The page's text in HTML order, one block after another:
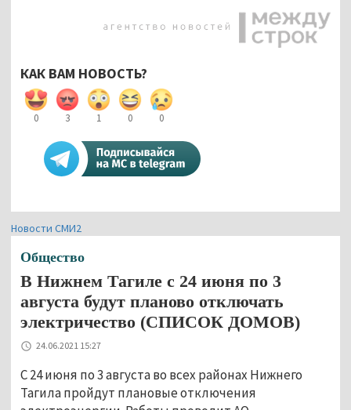
КАК ВАМ НОВОСТЬ?
0 3 1 0 0
Новости СМИ2
Общество
В Нижнем Тагиле с 24 июня по 3
августа будут планово отключать
электричество (СПИСОК ДОМОВ)
24.06.2021 15:27
С 24 июня по 3 августа во всех районах Нижнего
Тагила пройдут плановые отключения